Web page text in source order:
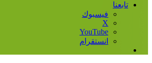
تابعنا
فيسبوك
‫X
‫YouTube
انستقرام